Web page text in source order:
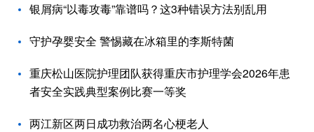
银屑病“以毒攻毒”靠谱吗？这3种错误方法别乱用
守护孕婴安全 警惕藏在冰箱里的李斯特菌
重庆松山医院护理团队获得重庆市护理学会2026年患
者安全实践典型案例比赛一等奖
两江新区两日成功救治两名心梗老人